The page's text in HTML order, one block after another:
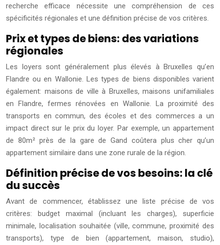
recherche efficace nécessite une compréhension de ces
spécificités régionales et une définition précise de vos critères.
Prix et types de biens: des variations
régionales
Les loyers sont généralement plus élevés à Bruxelles qu’en
Flandre ou en Wallonie. Les types de biens disponibles varient
également: maisons de ville à Bruxelles, maisons unifamiliales
en Flandre, fermes rénovées en Wallonie. La proximité des
transports en commun, des écoles et des commerces a un
impact direct sur le prix du loyer. Par exemple, un appartement
de 80m² près de la gare de Gand coûtera plus cher qu’un
appartement similaire dans une zone rurale de la région.
Définition précise de vos besoins: la clé
du succès
Avant de commencer, établissez une liste précise de vos
critères: budget maximal (incluant les charges), superficie
minimale, localisation souhaitée (ville, commune, proximité des
transports), type de bien (appartement, maison, studio),